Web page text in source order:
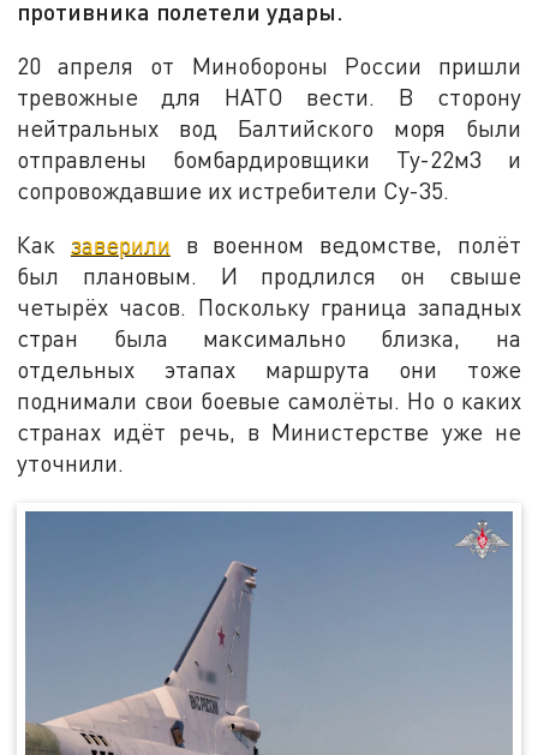
противника полетели удары.
20 апреля от Минобороны России пришли
тревожные для НАТО вести. В сторону
нейтральных вод Балтийского моря были
отправлены бомбардировщики Ту-22м3 и
сопровождавшие их истребители Су-35.
Как заверили в военном ведомстве, полёт
был плановым. И продлился он свыше
четырёх часов. Поскольку граница западных
стран была максимально близка, на
отдельных этапах маршрута они тоже
поднимали свои боевые самолёты. Но о каких
странах идёт речь, в Министерстве уже не
уточнили.